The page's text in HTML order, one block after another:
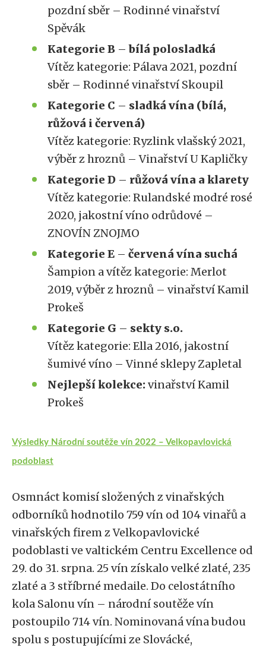
pozdní sběr – Rodinné vinařství
Spěvák
Kategorie B – bílá polosladká
Vítěz kategorie: Pálava 2021, pozdní
sběr – Rodinné vinařství Skoupil
Kategorie C – sladká vína (bílá,
růžová i červená)
Vítěz kategorie: Ryzlink vlašský 2021,
výběr z hroznů – Vinařství U Kapličky
Kategorie D – růžová vína a klarety
Vítěz kategorie: Rulandské modré rosé
2020, jakostní víno odrůdové –
ZNOVÍN ZNOJMO
Kategorie E – červená vína suchá
Šampion a vítěz kategorie: Merlot
2019, výběr z hroznů – vinařství Kamil
Prokeš
Kategorie G – sekty s.o.
Vítěz kategorie: Ella 2016, jakostní
šumivé víno – Vinné sklepy Zapletal
Nejlepší kolekce:vinařství Kamil
Prokeš
Výsledky Národní soutěže vín 2022 – Velkopavlovická
podoblast
Osmnáct komisí složených z vinařských
odborníků hodnotilo 759 vín od 104 vinařů a
vinařských firem z Velkopavlovické
podoblasti ve valtickém Centru Excellence od
29. do 31. srpna. 25 vín získalo velké zlaté, 235
zlaté a 3 stříbrné medaile. Do celostátního
kola Salonu vín – národní soutěže vín
postoupilo 714 vín. Nominovaná vína budou
spolu s postupujícími ze Slovácké,